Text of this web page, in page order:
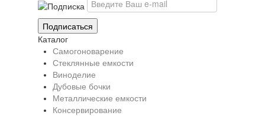
Каталог
Самогоноварение
Стеклянные емкости
Виноделие
Дубовые бочки
Металлические емкости
Консервирование